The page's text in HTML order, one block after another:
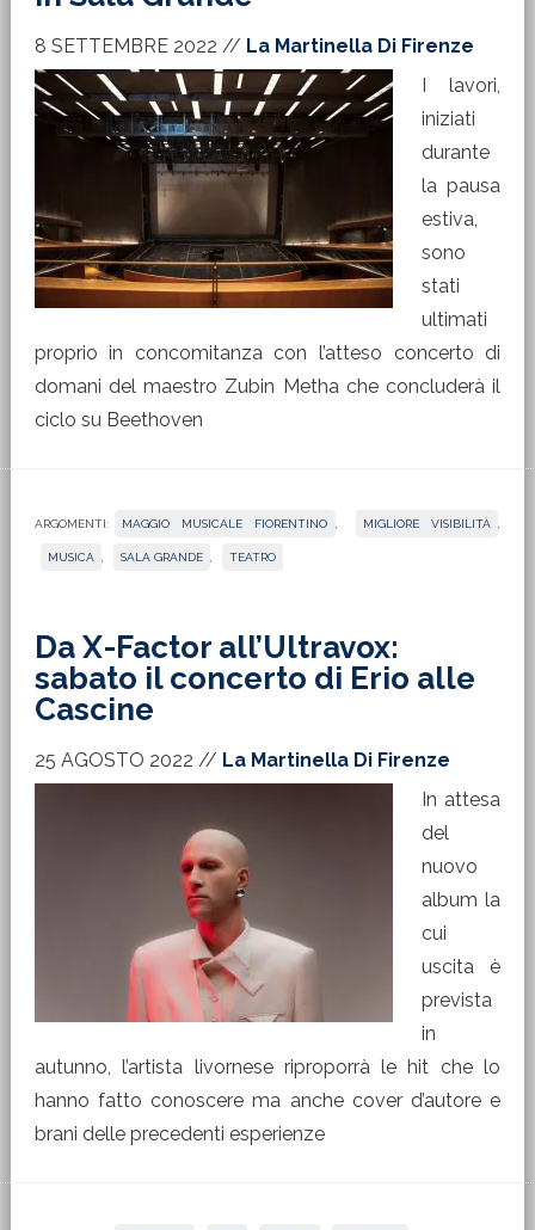
8 SETTEMBRE 2022 // La Martinella Di Firenze
I lavori,
iniziati
durante
la pausa
estiva,
sono
stati
ultimati
proprio in concomitanza con l’atteso concerto di
domani del maestro Zubin Metha che concluderà il
ciclo su Beethoven
ARGOMENTI: MAGGIO MUSICALE FIORENTINO MIGLIORE VISIBILITÀ
MUSICA SALA GRANDE TEATRO
Da X-Factor all’Ultravox:
sabato il concerto di Erio alle
Cascine
25 AGOSTO 2022 // La Martinella Di Firenze
In attesa
del
nuovo
album la
cui
uscita è
prevista
in
autunno, l’artista livornese riproporrà le hit che lo
hanno fatto conoscere ma anche cover d’autore e
brani delle precedenti esperienze